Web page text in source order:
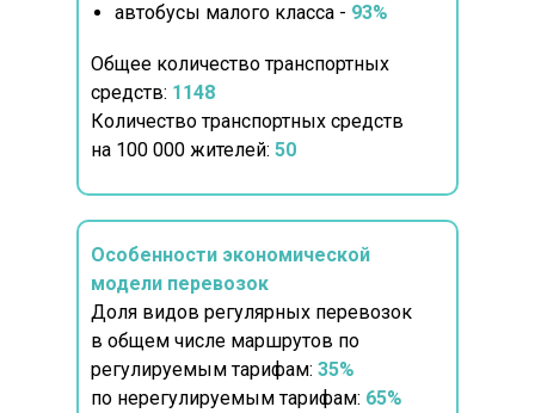
автобусы малого класса - 93%
Общее количество транспортных
средств: 1148
Количество транспортных средств
на 100 000 жителей: 50
Особенности экономической
модели перевозок
Доля видов регулярных перевозок
в общем числе маршрутов по
регулируемым тарифам: 35%
по нерегулируемым тарифам: 65%